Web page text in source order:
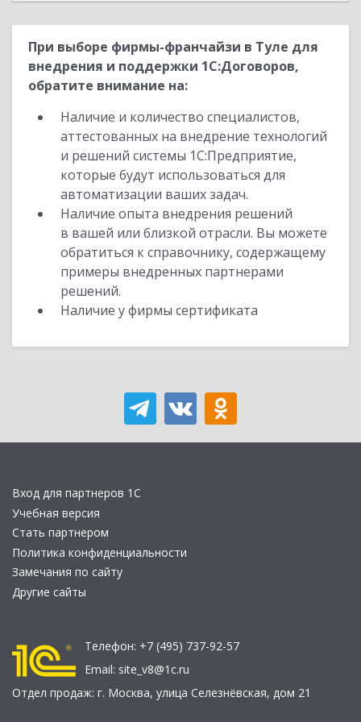
При выборе фирмы-франчайзи в Туле для
внедрения и поддержки 1С:Договоров,
обратите внимание на:
Наличие и количество специалистов,
аттестованных на внедрение технологий
и решений системы 1С:Предприятие,
которые будут использоваться для
автоматизации ваших задач.
Наличие опыта внедрения решений
в вашей или близкой отрасли. Вы можете
обратиться к справочнику, содержащему
примеры внедренных партнерами
решений.
Наличие у фирмы сертификата
Вход для партнеров 1С
Учебная версия
Стать партнером
Политика конфиденциальности
Замечания по сайту
Другие сайты
Телефон: +7 (495) 737-92-57
Email: site_v8@1c.ru
Отдел продаж: г. Москва, улица Селезнёвская, дом 21